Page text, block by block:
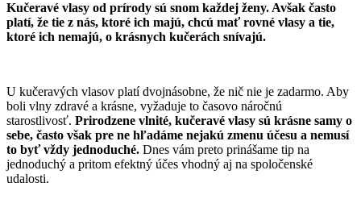
Kučeravé vlasy od prírody sú snom každej ženy. Avšak často
platí, že tie z nás, ktoré ich majú, chcú mať rovné vlasy a tie,
ktoré ich nemajú, o krásnych kučerách snívajú.
U kučeravých vlasov platí dvojnásobne, že nič nie je zadarmo. Aby
boli vlny zdravé a krásne, vyžaduje to časovo náročnú
starostlivosť. Prirodzene vlnité, kučeravé vlasy sú krásne samy o
sebe, často však pre ne hľadáme nejakú zmenu účesu a nemusí
to byť vždy jednoduché. Dnes vám preto prinášame tip na
jednoduchý a pritom efektný účes vhodný aj na spoločenské
udalosti.